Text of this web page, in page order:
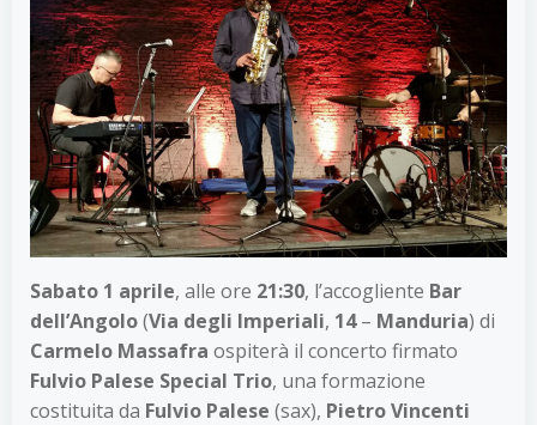
Sabato 1 aprile, alle ore 21:30, l’accogliente Bar
dell’Angolo(Via degli Imperiali, 14– Manduria) di
Carmelo Massafra ospiterà il concerto firmato
Fulvio Palese Special Trio, una formazione
costituita da Fulvio Palese (sax), Pietro Vincenti